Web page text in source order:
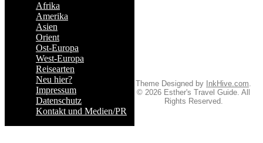
Afrika
Amerika
Asien
Orient
Ost-Europa
West-Europa
Reisearten
Neu hier?
Impressum
Datenschutz
Kontakt und Medien/PR
Theme Designed by InkHive.com.
© 2026 Esther's Travel Guide. All
Rights Reserved.